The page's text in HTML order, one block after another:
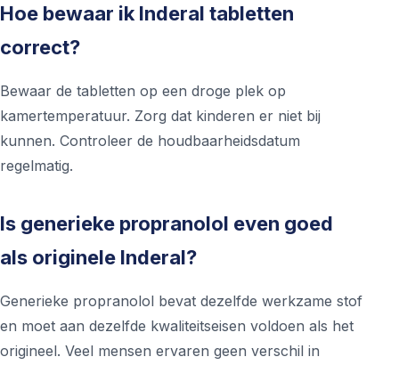
Hoe bewaar ik Inderal tabletten
correct?
Bewaar de tabletten op een droge plek op
kamertemperatuur. Zorg dat kinderen er niet bij
kunnen. Controleer de houdbaarheidsdatum
regelmatig.
Is generieke propranolol even goed
als originele Inderal?
Generieke propranolol bevat dezelfde werkzame stof
en moet aan dezelfde kwaliteitseisen voldoen als het
origineel. Veel mensen ervaren geen verschil in